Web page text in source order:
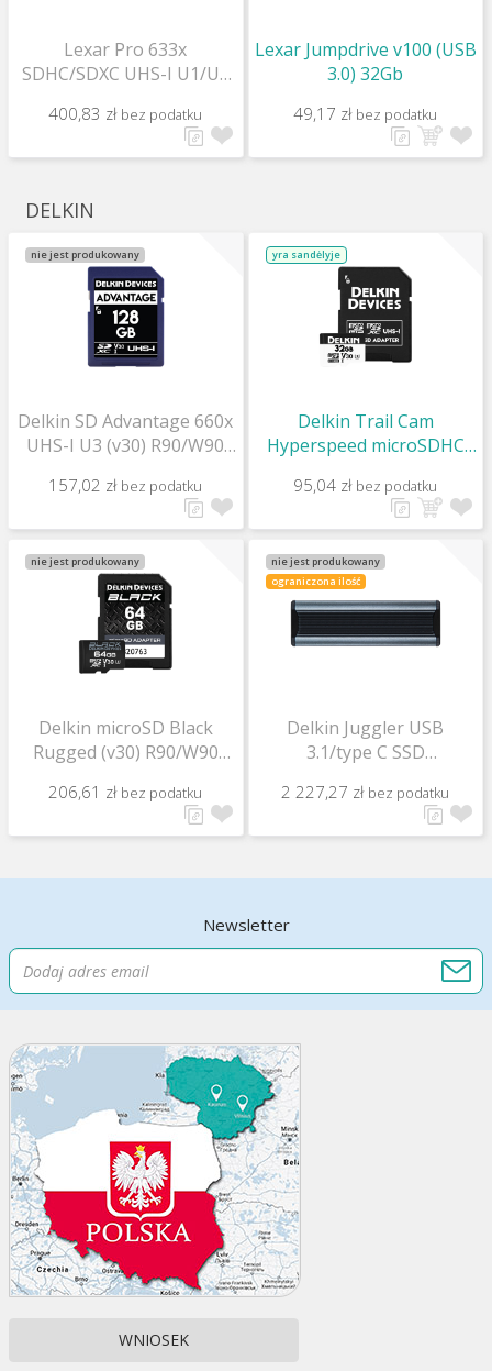
Lexar Pro 633x
SDHC/SDXC UHS-I U1/U3
400,83 zł bez podatku
Lexar Jumpdrive v100 (USB
3.0) 32Gb
49,17 zł bez podatku
DELKIN
nie jest produkowany
Delkin SD Advantage 660x
UHS-I U3 (v30) R90/W90
157,02 zł bez podatku
yra sandėlyje
Delkin Trail Cam
Hyperspeed microSDHC
95,04 zł bez podatku
nie jest produkowany
Delkin microSD Black
Rugged (v30) R90/W90
206,61 zł bez podatku
nie jest produkowany
ograniczona ilość
Delkin Juggler USB
3.1/type C SSD
2 227,27 zł bez podatku
Newsletter
WNIOSEK